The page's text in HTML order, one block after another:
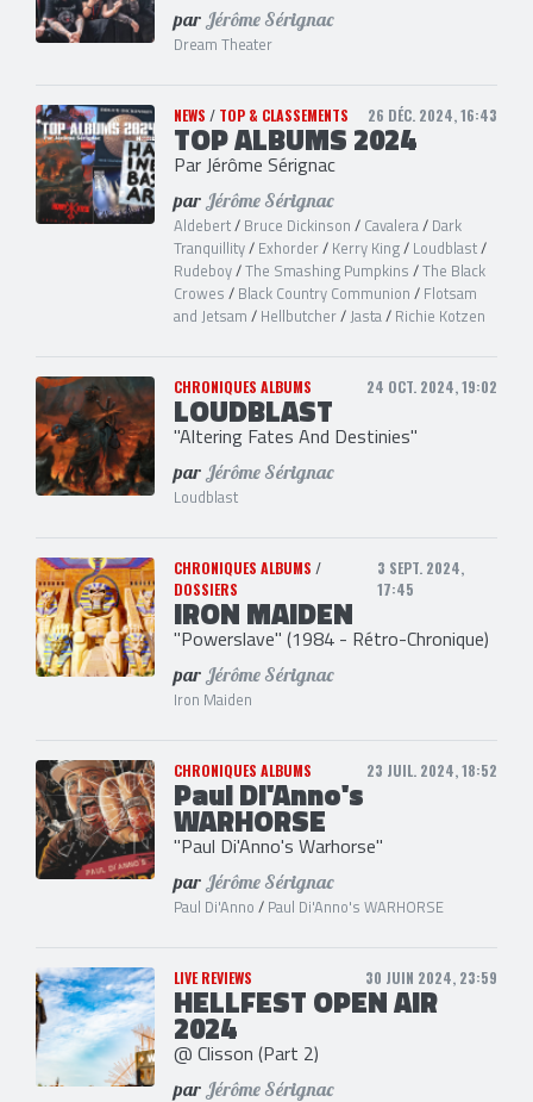
par Jérôme Sérignac
Dream Theater
NEWS / TOP & CLASSEMENTS 26 DÉC. 2024, 16:43
TOP ALBUMS 2024
Par Jérôme Sérignac
par Jérôme Sérignac
Aldebert/ Bruce Dickinson / Cavalera/ Dark
Tranquillity/ Exhorder/ Kerry King/ Loudblast/
Rudeboy/The Smashing Pumpkins /The Black
Crowes / Black Country Communion / Flotsam
and Jetsam / Hellbutcher/Jasta/ Richie Kotzen
CHRONIQUES ALBUMS 24 OCT. 2024, 19:02
LOUDBLAST
"Altering Fates And Destinies"
par Jérôme Sérignac
Loudblast
CHRONIQUES ALBUMS /
DOSSIERS
3 SEPT. 2024,
17:45
IRON MAIDEN
"Powerslave" (1984 - Rétro-Chronique)
par Jérôme Sérignac
Iron Maiden
CHRONIQUES ALBUMS 23 JUIL. 2024, 18:52
Paul Di'Anno's
WARHORSE
"Paul Di'Anno's Warhorse"
par Jérôme Sérignac
Paul Di'Anno / Paul Di'Anno's WARHORSE
LIVE REVIEWS 30 JUIN 2024, 23:59
HELLFEST OPEN AIR
2024
@ Clisson (Part 2)
par Jérôme Sérignac